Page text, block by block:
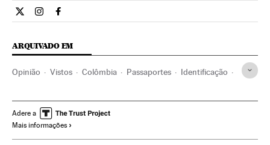
Opiniao El País Brasil en Twitter
Opiniao El País Brasil en Instagram
Opiniao El País Brasil en Facebook
ARQUIVADO EM
Opinião Vistos Colômbia Passaportes Identificação
Espanha América Defesa
Política migração
Adere a
Mais informações